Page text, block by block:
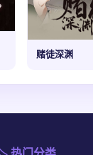
赌徒深渊